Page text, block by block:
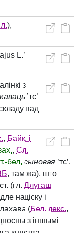
),
L.’
з
’тс’
пад
, Байк. і
, Сл.
бел. сыновая ’тс’.
, там жа), што
(гл. Длугаш-
націску і
(Бел. лекс.,
з іншымі